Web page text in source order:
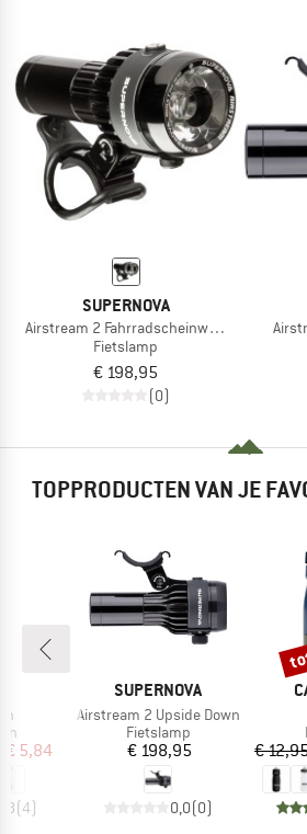
SUPERNOVA
Airstream 2 Fahrradscheinwerfer
Fietslamp
€ 198,95
(0)
TOPPRODUCTEN VAN JE
prijs
€ 5,84
(4)
MERK
SUPERNOVA
Artikel
Airstream 2 Upside Down
Productgroep
Fietslamp
Prijs
€ 198,95
0,0(0)
€